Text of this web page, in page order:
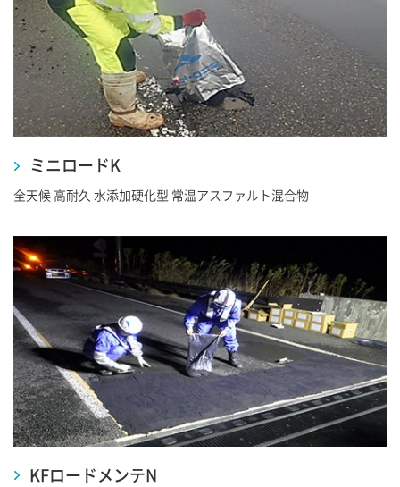
ミニロードK
全天候 高耐久 水添加硬化型 常温アスファルト混合物
KFロードメンテN